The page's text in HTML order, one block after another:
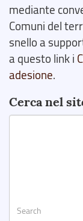
mediante
Comuni del
snello a
a questo link i
adesione.
Cerca nel